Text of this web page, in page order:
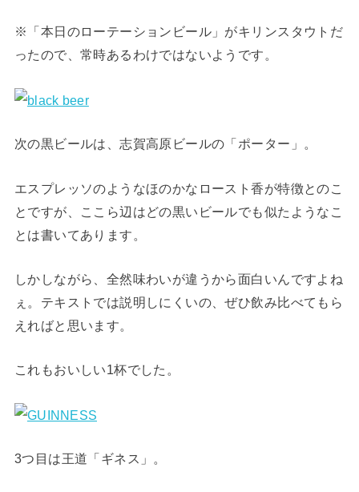
※「本日のローテーションビール」がキリンスタウトだ
ったので、常時あるわけではないようです。
次の黒ビールは、志賀高原ビールの「ポーター」。
エスプレッソのようなほのかなロースト香が特徴とのこ
とですが、ここら辺はどの黒いビールでも似たようなこ
とは書いてあります。
しかしながら、全然味わいが違うから面白いんですよね
ぇ。テキストでは説明しにくいの、ぜひ飲み比べてもら
えればと思います。
これもおいしい1杯でした。
3つ目は王道「ギネス」。